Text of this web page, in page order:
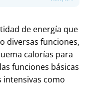
de energía que
diversas funciones,
calorías para
funciones básicas
intensivas como